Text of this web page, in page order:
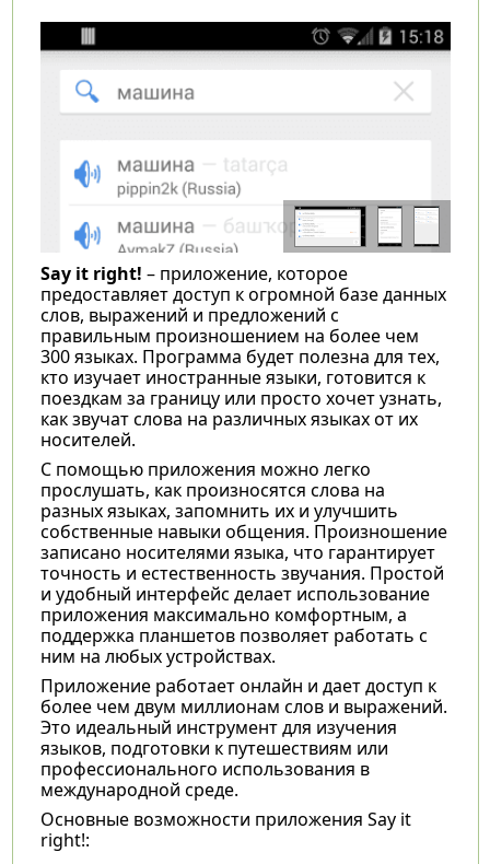
Say it right! – приложение, которое
предоставляет доступ к огромной базе данных
слов, выражений и предложений с
правильным произношением на более чем
300 языках. Программа будет полезна для тех,
кто изучает иностранные языки, готовится к
поездкам за границу или просто хочет узнать,
как звучат слова на различных языках от их
носителей.
С помощью приложения можно легко
прослушать, как произносятся слова на
разных языках, запомнить их и улучшить
собственные навыки общения. Произношение
записано носителями языка, что гарантирует
точность и естественность звучания. Простой
и удобный интерфейс делает использование
приложения максимально комфортным, а
поддержка планшетов позволяет работать с
ним на любых устройствах.
Приложение работает онлайн и дает доступ к
более чем двум миллионам слов и выражений.
Это идеальный инструмент для изучения
языков, подготовки к путешествиям или
профессионального использования в
международной среде.
Основные возможности приложения Say it
right!: